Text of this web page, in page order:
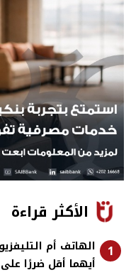
الأكثر قراءة
1
الهاتف أم
أيهما أقل ضررًا